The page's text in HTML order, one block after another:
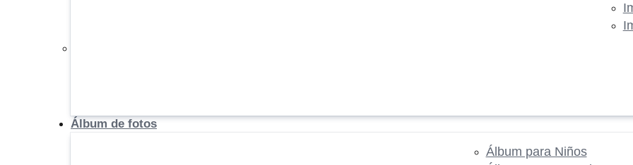
Álbum de fotos
Álbum para Niños